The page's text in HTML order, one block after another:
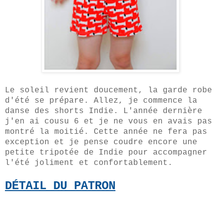
Le soleil revient doucement, la garde robe
d'été se prépare. Allez, je commence la
danse des shorts Indie. L'année dernière
j'en ai cousu 6 et je ne vous en avais pas
montré la moitié. Cette année ne fera pas
exception et je pense coudre encore une
petite tripotée de Indie pour accompagner
l'été joliment et confortablement.
DÉTAIL DU PATRON